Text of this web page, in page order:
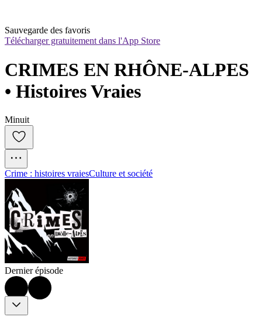
Sauvegarde des favoris
Télécharger gratuitement dans l'App Store
CRIMES EN RHÔNE-ALPES
• Histoires Vraies
Minuit
Crime : histoires vraiesCulture et société
Dernier épisode